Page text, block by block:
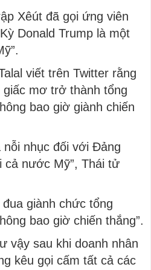
Xêút đã gọi ứng viên
Donald Trump là một
viết trên Twitter rằng
mơ trở thành tổng
bao giờ giành chiến
nỗi nhục đối với Đảng
cả nước Mỹ”, Thái tử
giành chức tổng
bao giờ chiến thắng”.
vậy sau khi doanh nhân
kêu gọi cấm tất cả các